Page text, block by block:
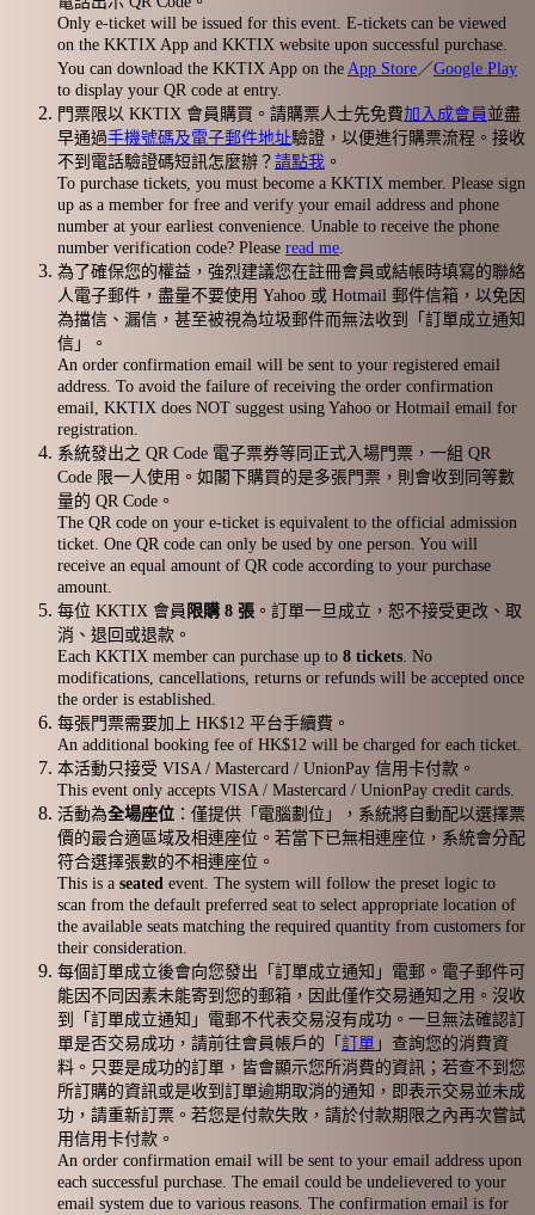
Only e-ticket will be issued for this event. E-tickets can be viewed
on the KKTIX App and KKTIX website upon successful purchase.
You can download the KKTIX App on the App Store／Google Play
to display your QR code at entry.
門票限以 KKTIX 會員購買。請購票人士先免費加入成會員 並盡
早通過手機號碼及電子郵件地址驗證，以便進行購票流程。接收
不到電話驗證碼短訊怎麼辦？ 請點我 。
To purchase tickets, you must become a KKTIX member. Please sign
up as a member for free and verify your email address and phone
number at your earliest convenience. Unable to receive the phone
number verification code? Please read me.
為了確保您的權益，強烈建議您在註冊會員或結帳時填寫的聯絡
人電子郵件，盡量不要使用 Yahoo 或 Hotmail 郵件信箱，以免因
為擋信、漏信，甚至被視為垃圾郵件而無法收到「訂單成立通知
信」。
An order confirmation email will be sent to your registered email
address. To avoid the failure of receiving the order confirmation
email, KKTIX does NOT suggest using Yahoo or Hotmail email for
registration.
系統發出之 QR Code 電子票券等同正式入場門票，一組 QR
Code 限一人使用。如閣下購買的是多張門票，則會收到同等數
量的 QR Code。
The QR code on your e-ticket is equivalent to the official admission
ticket. One QR code can only be used by one person. You will
receive an equal amount of QR code according to your purchase
amount.
每位 KKTIX 會員 限購 8 張 。訂單一旦成立，恕不接受更改、取
消、退回或退款。
Each KKTIX member can purchase up to 8 tickets. No
modifications, cancellations, returns or refunds will be accepted once
the order is established.
每張門票需要加上 HK$12 平台手續費。
An additional booking fee of HK$12 will be charged for each ticket.
本活動只接受 VISA / Mastercard / UnionPay 信用卡付款。
This event only accepts VISA / Mastercard / UnionPay credit cards.
活動為全場座位 ：僅提供「電腦劃位」，系統將自動配以選擇票
價的最合適區域及相連座位。若當下已無相連座位，系統會分配
符合選擇張數的不相連座位。
This is a seated event. The system will follow the preset logic to
scan from the default preferred seat to select appropriate location of
the available seats matching the required quantity from customers for
their consideration.
每個訂單成立後會向您發出「訂單成立通知」電郵。電子郵件可
能因不同因素未能寄到您的郵箱，因此僅作交易通知之用。沒收
到「訂單成立通知」電郵不代表交易沒有成功。一旦無法確認訂
單是否交易成功，請前往會員帳戶的「 訂單 」查詢您的消費資
料。只要是成功的訂單，皆會顯示您所消費的資訊；若查不到您
所訂購的資訊或是收到訂單逾期取消的通知，即表示交易並未成
功，請重新訂票。若您是付款失敗，請於付款期限之內再次嘗試
用信用卡付款。
An order confirmation email will be sent to your email address upon
each successful purchase. The email could be undelievered to your
email system due to various reasons. The confirmation email is for